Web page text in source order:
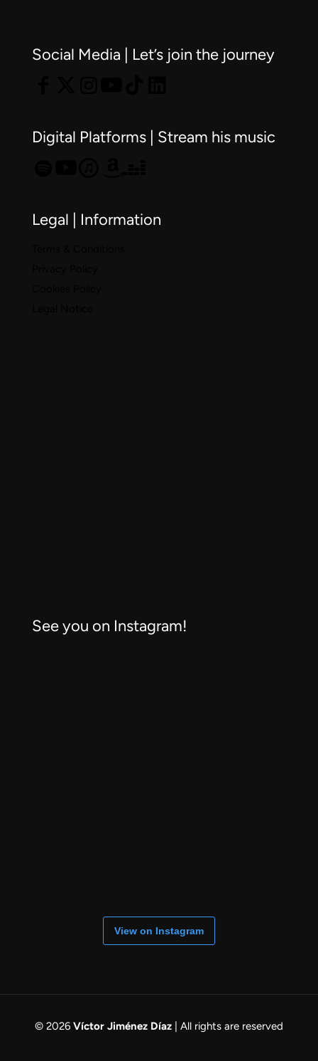
Social Media | Let’s join the journey
Digital Platforms | Stream his music
Legal | Information
See you on Instagram!
View on Instagram
© 2026 Víctor Jiménez Díaz | All rights are reserved